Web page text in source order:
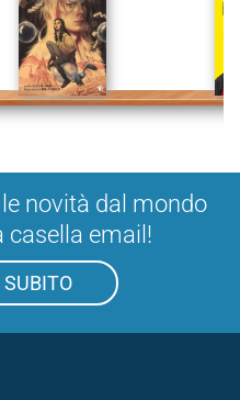
novità dal mondo
casella email!